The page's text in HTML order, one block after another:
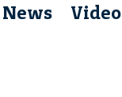
News Video